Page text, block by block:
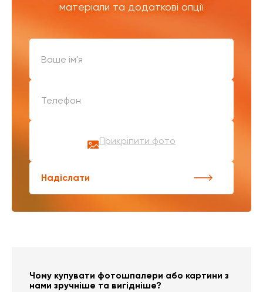
матеріали та додаткові опції
Прикріпити фото
Надіслати
Чому купувати фотошпалери або картини з
нами зручніше та вигідніше?